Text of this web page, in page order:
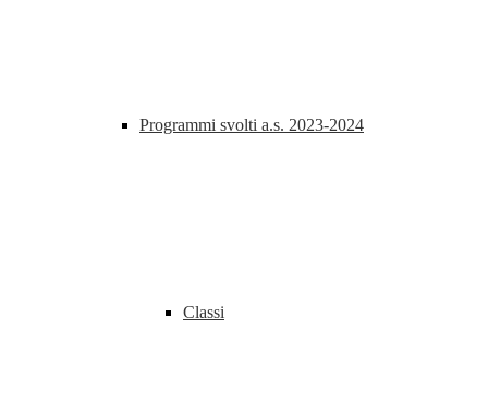
Programmi svolti a.s. 2023-2024
Classi